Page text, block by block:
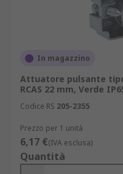
In magazzino
Attuatore pulsante
RCAS 22 mm, Verde
Codice RS 205-2355
Prezzo per 1 unità
6,17 €(IVA esclusa)
Quantità